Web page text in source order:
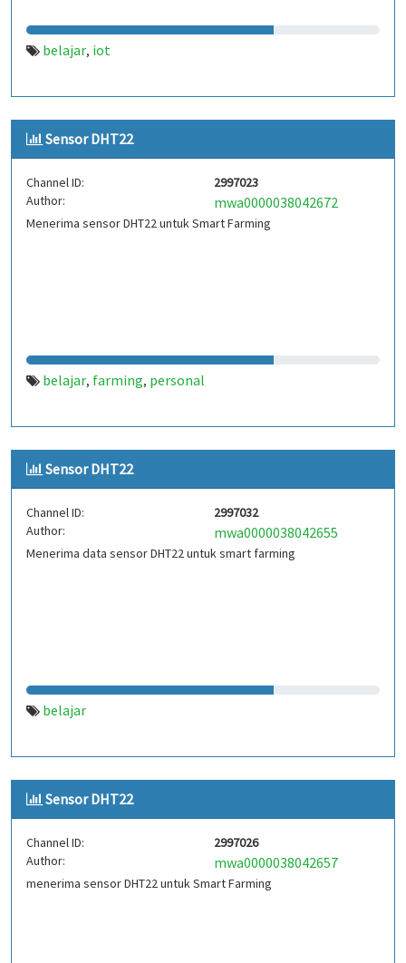
belajar, iot
Sensor DHT22
Channel ID:
2997023
Author:
mwa0000038042672
Menerima sensor DHT22 untuk Smart Farming
belajar, farming, personal
Sensor DHT22
Channel ID:
2997032
Author:
mwa0000038042655
Menerima data sensor DHT22 untuk smart farming
belajar
Sensor DHT22
Channel ID:
2997026
Author:
mwa0000038042657
menerima sensor DHT22 untuk Smart Farming